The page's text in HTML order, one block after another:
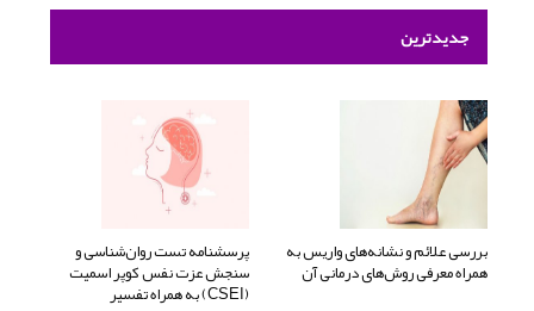
جدیدترین
بررسی علائم و نشانه‌های واریس به
همراه معرفی روش‌های درمانی آن
پرسشنامه تست روان‌شناسی و
سنجش عزت نفس کوپر اسمیت
(CSEI) به همراه تفسیر